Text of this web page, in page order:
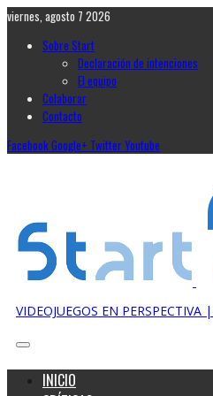
viernes, agosto 7 2026
Sobre Start
Declaración de intenciones
El equipo
Colaborar
Contacto
FacebookGoogle+ TwitterYoutube
VIDEOJUEGOS EN
INICIO